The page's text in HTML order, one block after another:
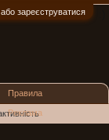
або зареєструватися
Правила
Реклама